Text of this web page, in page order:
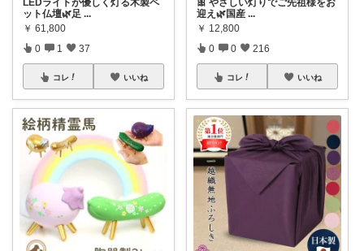
ット仏壇🌿足 ...
￥ 61,800
0 1 37
コレ いいね
迎え🌿国産 ...
￥ 12,800
0 0 216
コレ いいね